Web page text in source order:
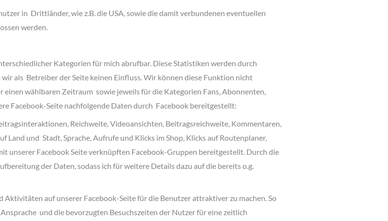
in Drittländer, wie z.B. die USA, sowie die damit verbundenen eventuellen
werden.
Kategorien für mich abrufbar. Diese Statistiken werden durch
als Betreiber der Seite keinen Einfluss. Wir können diese Funktion nicht
wählbaren Zeitraum sowie jeweils für die Kategorien Fans, Abonnenten,
Facebook-Seite nachfolgende Daten durch Facebook bereitgestellt:
Reichweite, Videoansichten, Beitragsreichweite, Kommentaren,
und Stadt, Sprache, Aufrufe und Klicks im Shop, Klicks auf Routenplaner,
unserer Facebook Seite verknüpften Facebook-Gruppen bereitgestellt. Durch die
der Daten, sodass ich für weitere Details dazu auf die bereits o.g.
auf unserer Facebook-Seite für die Benutzer attraktiver zu machen. So
und die bevorzugten Besuchszeiten der Nutzer für eine zeitlich